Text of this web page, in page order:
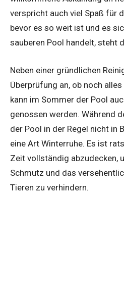
verspricht auch viel Spaß für
bevor es so weit ist und es
sauberen Pool handelt, steht
Neben einer gründlichen
Überprüfung an, ob noch
kann im Sommer der Pool
genossen werden. Während
der Pool in der Regel nicht in
eine Art Winterruhe. Es ist
Zeit vollständig abzudecken,
Schmutz und das
Tieren zu verhindern.